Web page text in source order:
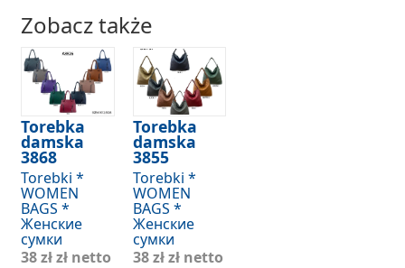
Zobacz także
Torebka
damska
3868
Torebki *
WOMEN
BAGS *
Женские
сумки
38 złzł netto
Torebka
damska
3855
Torebki *
WOMEN
BAGS *
Женские
сумки
38 złzł netto